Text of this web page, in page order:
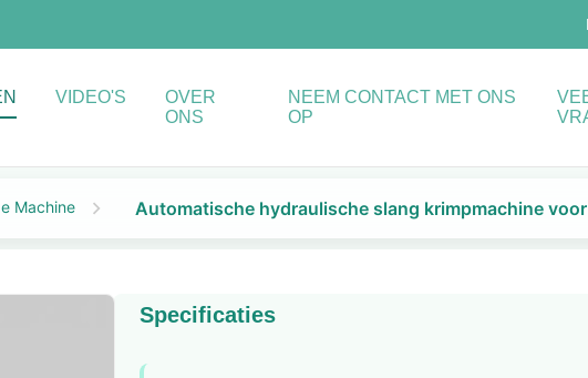
VIDEO'S
OVER
ONS
NEEM CONTACT MET ONS
OP
Machine Automatische hydraulische slang krimpmachine
Specificaties